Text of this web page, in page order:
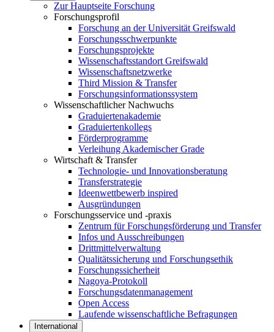
Zur Hauptseite Forschung
Forschungsprofil
Forschung an der Universität Greifswald
Forschungsschwerpunkte
Forschungsprojekte
Wissenschaftsstandort Greifswald
Wissenschaftsnetzwerke
Third Mission & Transfer
Forschungsinformationssystem
Wissenschaftlicher Nachwuchs
Graduiertenakademie
Graduiertenkollegs
Förderprogramme
Verleihung Akademischer Grade
Wirtschaft & Transfer
Technologie- und Innovationsberatung
Transferstrategie
Ideenwettbewerb inspired
Ausgründungen
Forschungsservice und -praxis
Zentrum für Forschungsförderung und Transfer
Infos und Ausschreibungen
Drittmittelverwaltung
Qualitätssicherung und Forschungsethik
Forschungssicherheit
Nagoya-Protokoll
Forschungsdatenmanagement
Open Access
Laufende wissenschaftliche Befragungen
International